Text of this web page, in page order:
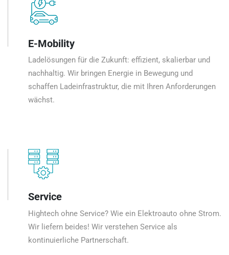
E-Mobility
Ladelösungen für die Zukunft: effizient, skalierbar und
nachhaltig. Wir bringen Energie in Bewegung und
schaffen Ladeinfrastruktur, die mit Ihren Anforderungen
wächst.
Service
Hightech ohne Service? Wie ein Elektroauto ohne Strom.
Wir liefern beides! Wir verstehen Service als
kontinuierliche Partnerschaft.